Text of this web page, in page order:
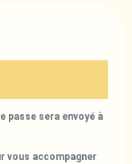
passe sera envoyé à
vous accompagner